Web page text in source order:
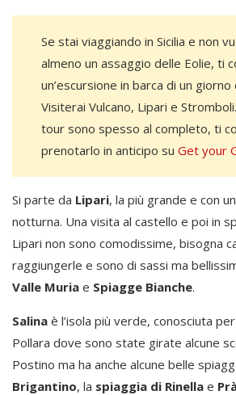
Se stai viaggiando in Sicilia e non
almeno un assaggio delle Eolie, ti
un’escursione in barca di un
Visiterai Vulcano, Lipari e
tour sono spesso al completo, ti
prenotarlo in anticipo su Get your
Si parte da Lipari, la più grande e con
notturna. Una visita al castello e poi in
Lipari non sono comodissime, bisogna
raggiungerle e sono di sassi ma
Valle Muria e Spiagge Bianche.
Salina è l’isola più verde, conosciuta
Pollara dove sono state girate alcune
Postino ma ha anche alcune belle
Brigantino, la spiaggia di Rinella e